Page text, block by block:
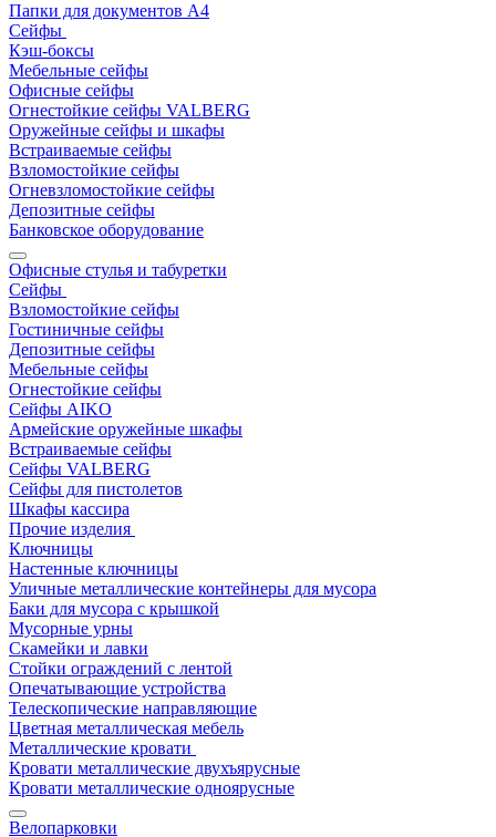
Папки для документов A4
Сейфы
Кэш-боксы
Мебельные сейфы
Офисные сейфы
Огнестойкие сейфы VALBERG
Оружейные сейфы и шкафы
Встраиваемые сейфы
Взломостойкие сейфы
Огневзломостойкие сейфы
Депозитные сейфы
Банковское оборудование
Офисные стулья и табуретки
Сейфы
Взломостойкие сейфы
Гостиничные сейфы
Депозитные сейфы
Мебельные сейфы
Огнестойкие сейфы
Сейфы AIKO
Армейские оружейные шкафы
Встраиваемые сейфы
Сейфы VALBERG
Сейфы для пистолетов
Шкафы кассира
Прочие изделия
Ключницы
Настенные ключницы
Уличные металлические контейнеры для мусора
Баки для мусора с крышкой
Мусорные урны
Скамейки и лавки
Стойки ограждений с лентой
Опечатывающие устройства
Телескопические направляющие
Цветная металлическая мебель
Металлические кровати
Кровати металлические двухъярусные
Кровати металлические одноярусные
Велопарковки